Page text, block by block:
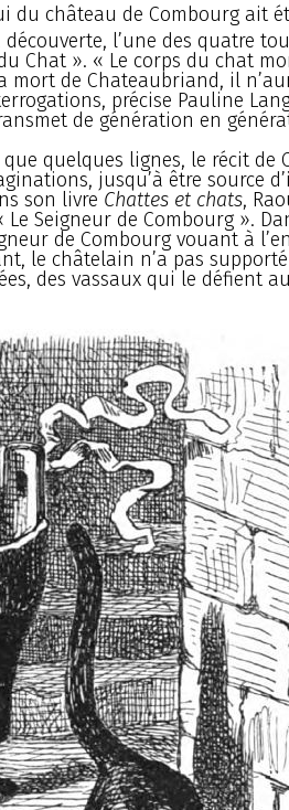
du château de Combourg ait
découverte, l’une des quatre
Chat ». « Le corps du chat
mort de Chateaubriand, il
précise Pauline
de génération en
quelques lignes, le récit de
jusqu’à être source
son livre Chattes et chats,
Seigneur de Combourg ».
de Combourg vouant à
le châtelain n’a pas
des vassaux qui le défient